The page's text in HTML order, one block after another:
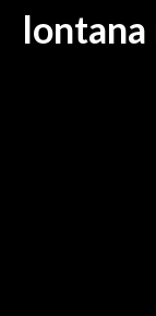
ITALIA